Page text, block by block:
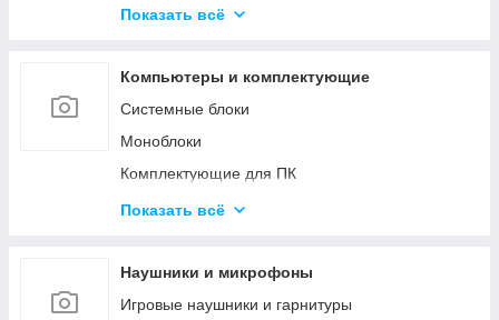
Для дизайна и творчества
Аксессуары для ноутбуков
Показать всё
Компьютеры и комплектующие
Системные блоки
Моноблоки
Комплектующие для ПК
Программное обеспечение
Вентиляторы охлаждения
Мониторы и аксессуары
Показать всё
Наушники и микрофоны
Игровые наушники и гарнитуры